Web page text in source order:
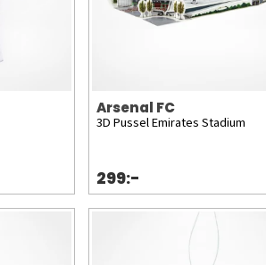
Arsenal FC
3D Pussel Emirates Stadium
299:-